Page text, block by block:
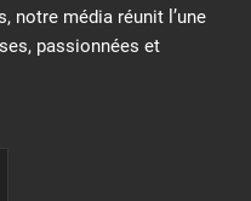
notre média réunit l’une
passionnées et